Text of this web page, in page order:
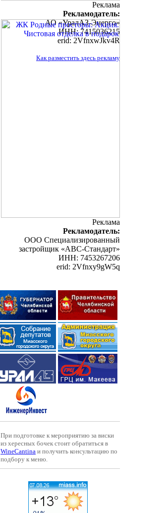
Реклама
Рекламодатель:
АО «УралАЗ-Энерго»
ИНН: 7415036215
erid: 2VfnxwJkv4R
Как разместить здесь рекламу
Реклама
Рекламодатель:
ООО Специализированный
застройщик «АВС-Стандарт»
ИНН: 7453267206
erid: 2Vfnxy9gW5q
При подготовке к мероприятию за виски
из хересных бочек стоит обратиться в
WineCantina и получить консультацию по
подбору к меню.